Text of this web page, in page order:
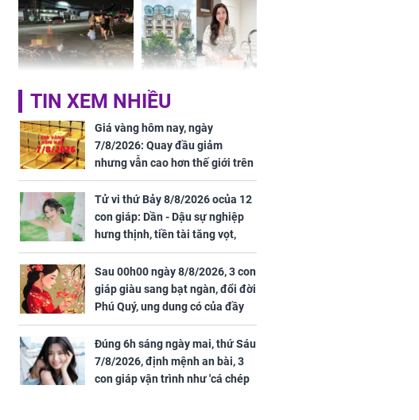
TP.HCM: Nữ công nhân
tử vong trên đường đi
làm về trong khu công
nghiệp Sóng Thần
Đỗ Mỹ Linh hé lộ góc
bếp chill của nhà mới -
cạnh biệt thự bầu Hiển
Sau 00h00 ngày
8/8/2026, 3 con giáp
giàu sang bạt ngàn,
đổi đời Phú Quý, ung
dung có của đầy nhà,
ngày càng hưng thịnh
sung túc
TIN XEM NHIỀU
Giá vàng hôm nay, ngày
7/8/2026: Quay đầu giảm
nhưng vẫn cao hơn thế giới trên
7 triệu đồng
Tử vi thứ Bảy 8/8/2026 ocủa 12
con giáp: Dần - Dậu sự nghiệp
hưng thịnh, tiền tài tăng vọt,
Mão - Thân công việc bất trắc,
tiền mất tật mang
Sau 00h00 ngày 8/8/2026, 3 con
giáp giàu sang bạt ngàn, đổi đời
Phú Quý, ung dung có của đầy
nhà, ngày càng hưng thịnh sung
túc
Đúng 6h sáng ngày mai, thứ Sáu
7/8/2026, định mệnh an bài, 3
con giáp vận trình như 'cá chép